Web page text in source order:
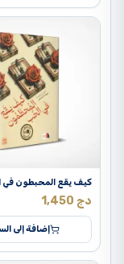
كيف يقع المحبطون في
1,450 دج
إضافة إلى